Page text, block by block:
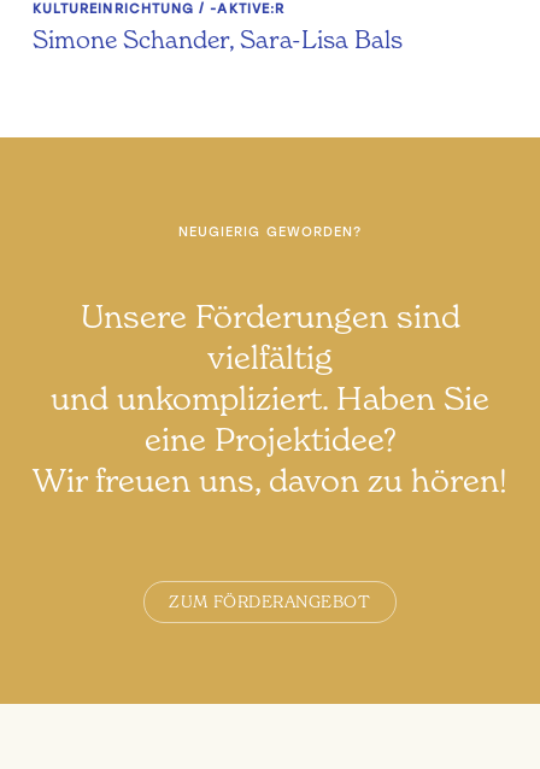
KULTUREINRICHTUNG / -AKTIVE:R
Simone Schander, Sara-Lisa Bals
NEUGIERIG GEWORDEN?
Unsere Förderungen sind
vielfältig
und unkompliziert. Haben Sie
eine Projektidee?
Wir freuen uns, davon zu hören!
ZUM FÖRDERANGEBOT